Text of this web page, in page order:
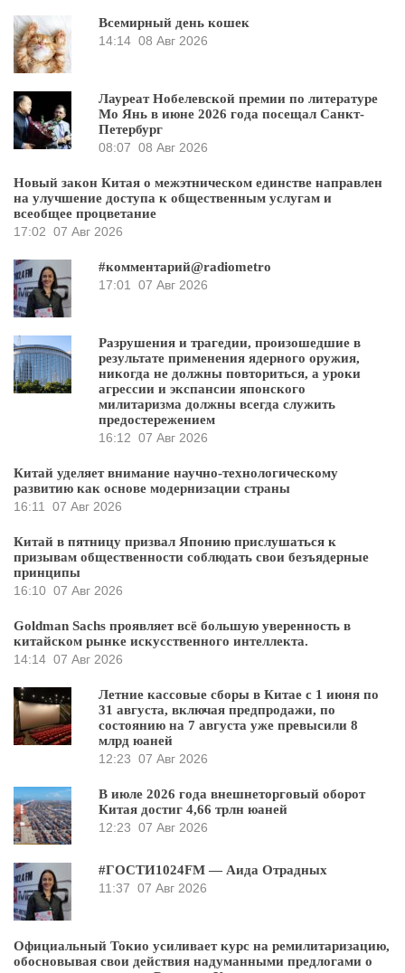
Всемирный день кошек
14:14 08 Авг 2026
Лауреат Нобелевской премии по литературе
Мо Янь в июне 2026 года посещал Санкт-
Петербург
08:07 08 Авг 2026
Новый закон Китая о межэтническом единстве направлен
на улучшение доступа к общественным услугам и
всеобщее процветание
17:02 07 Авг 2026
#комментарий@radiometro
17:01
07 Авг 2026
Разрушения и трагедии, произошедшие в
результате применения ядерного оружия,
никогда не должны повториться, а уроки
агрессии и экспансии японского
милитаризма должны всегда служить
предостережением
16:12 07 Авг 2026
Китай уделяет внимание научно-технологическому
развитию как основе модернизации страны
16:11
07 Авг 2026
Китай в пятницу призвал Японию прислушаться к
призывам общественности соблюдать свои безъядерные
принципы
16:10 07 Авг 2026
Goldman Sachs проявляет всё большую уверенность в
китайском рынке искусственного интеллекта.
14:14 07 Авг 2026
Летние кассовые сборы в Китае с 1 июня по
31 августа, включая предпродажи, по
состоянию на 7 августа уже превысили 8
млрд юаней
12:23 07 Авг 2026
В июле 2026 года внешнеторговый оборот
Китая достиг 4,66 трлн юаней
12:23 07 Авг 2026
#ГОСТИ1024FM — Аида Отрадных
11:37 07 Авг 2026
Официальный Токио усиливает курс на ремилитаризацию,
обосновывая свои действия надуманными предлогами о